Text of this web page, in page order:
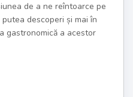
de a ne reîntoarce pe
descoperi și mai în
gastronomică a acestor